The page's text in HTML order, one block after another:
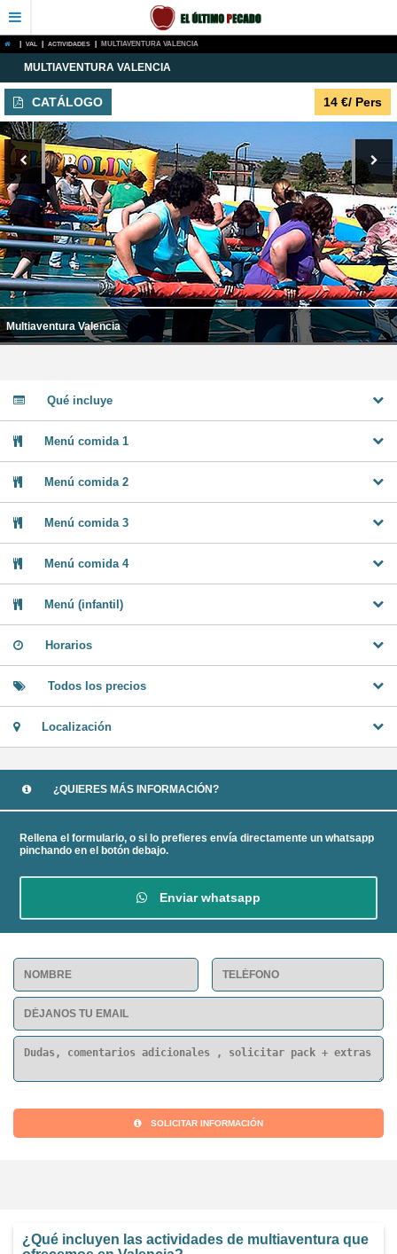
VAL ACTIVIDADES MULTIAVENTURA VALENCIA
MULTIAVENTURA VALENCIA
14 €/ Pers
CATÁLOGO
Multiaventura Valencia
Qué incluye
Menú comida 1
Menú comida 2
Menú comida 3
Menú comida 4
Menú (infantil)
Horarios
Todos los precios
Localización
¿QUIERES MÁS INFORMACIÓN?
Rellena el formulario, o si lo prefieres envía directamente un whatsapp
pinchando en el botón debajo.
Enviar whatsapp
SOLICITAR INFORMACIÓN
¿Qué incluyen las actividades de multiaventura que